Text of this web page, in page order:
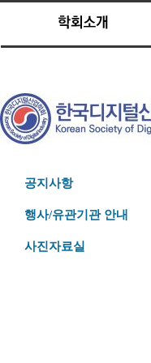
공지사항
행사/유관기관 안내
사진자료실